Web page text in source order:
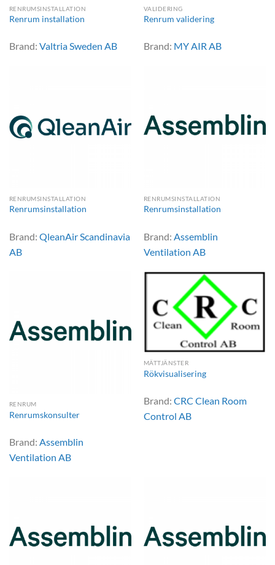
RENRUMSINSTALLATION
Renrum installation
Brand: Valtria Sweden AB
VALIDERING
Renrum validering
Brand: MY AIR AB
RENRUMSINSTALLATION
Renrumsinstallation
Brand: QleanAir Scandinavia
AB
RENRUMSINSTALLATION
Renrumsinstallation
Brand: Assemblin
Ventilation AB
RENRUM
Renrumskonsulter
Brand: Assemblin
Ventilation AB
MÄTTJÄNSTER
Rökvisualisering
Brand: CRC Clean Room
Control AB